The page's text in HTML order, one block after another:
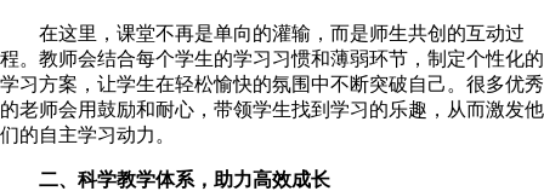
在这里，课堂不再是单向的灌输，而是师生共创的互动过
程。教师会结合每个学生的学习习惯和薄弱环节，制定个性化的
学习方案，让学生在轻松愉快的氛围中不断突破自己。很多优秀
的老师会用鼓励和耐心，带领学生找到学习的乐趣，从而激发他
们的自主学习动力。
二、科学教学体系，助力高效成长